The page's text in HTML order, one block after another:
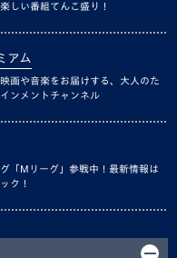
しい番組てんこ盛り！
アム
画や音楽をお届けする、大人のた
ンメントチャンネル
「Mリーグ」参戦中！最新情報は
ク！